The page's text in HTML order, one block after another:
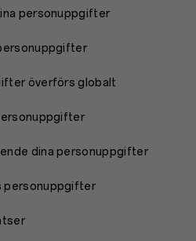
personuppgifter
överförs globalt
dina personuppgifter
personuppgifter